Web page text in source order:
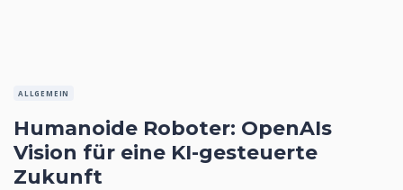
ALLGEMEIN
Humanoide Roboter: OpenAIs
Vision für eine KI-gesteuerte
Zukunft